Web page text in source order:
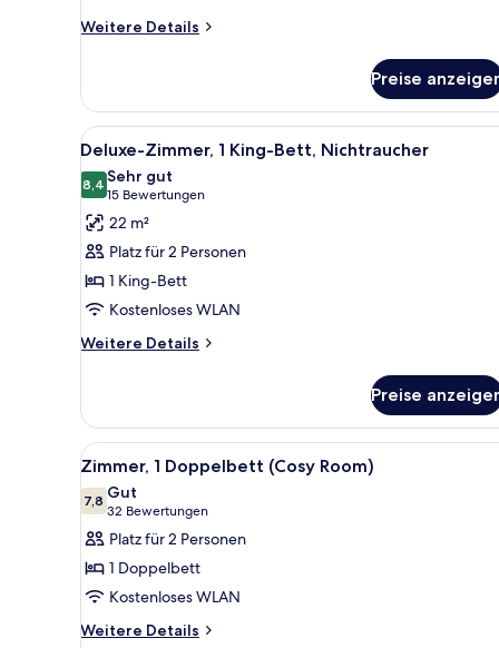
Weitere Details
Weitere
Suite
Preise
Alle
Fotos
für
Deluxe-
Zimmer,
1 King-
Bett,
Nichtraucher
anzeigen
Ein Hotelzimmer mit einem
12
Deluxe-Zimmer, 1 King-Bett, Nichtraucher
8,48,4 von 10
Sehr gut
15 Bewertungen
(15
Bewertungen)
22 m²
Platz für 2 Personen
1 King-Bett
Kostenloses WLAN
Weitere Details
Weitere
Zimmer,
1 King-
Bett,
Nichtraucher
Preise
Alle
Fotos
für
Zimmer,
1
Doppelbett
(Cosy
Room)
Ein Hotelzimmer mit Bett,
12
Zimmer, 1 Doppelbett (Cosy Room)
7,87,8 von 10
Gut
32 Bewertungen
(32
Bewertungen)
Platz für 2 Personen
1 Doppelbett
Kostenloses WLAN
Weitere Details
Weitere